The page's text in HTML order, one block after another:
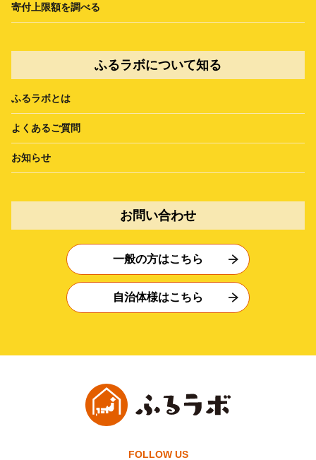
寄付上限額を調べる
ふるラボについて知る
ふるラボとは
よくあるご質問
お知らせ
お問い合わせ
一般の方はこちら
自治体様はこちら
FOLLOW US